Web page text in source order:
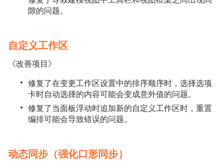
隙的问题。
自定义工作区
《改善项目》
修复了在变更工作区设置中的排序顺序时，选择选项
卡时自动选择的内容可能会变成意外值的问题。
修复了当面板浮动时追加新的自定义工作区时，重置
编排可能会导致错误的问题。
动态同步（强化口形同步）